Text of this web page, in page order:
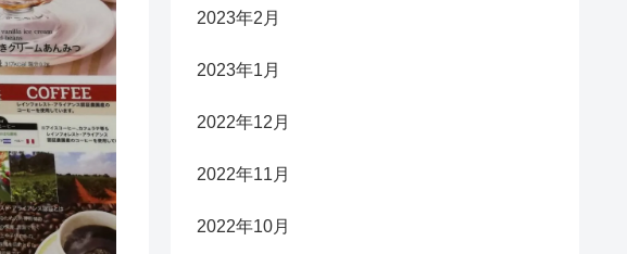
2023年2月
2023年1月
2022年12月
2022年11月
2022年10月